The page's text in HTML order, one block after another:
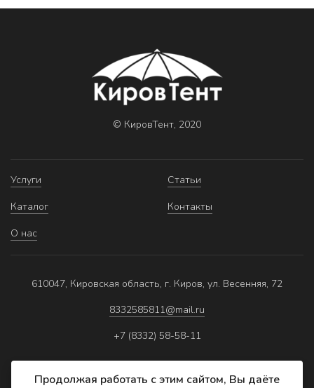
© КировТент, 2020
Услуги
Каталог
О нас
Статьи
Контакты
610047, Кировская область, г. Киров, ул. Весенняя, 72
8332585811@mail.ru
+7 (8332) 58-58-11
Продолжая работать с этим сайтом, Вы даёте